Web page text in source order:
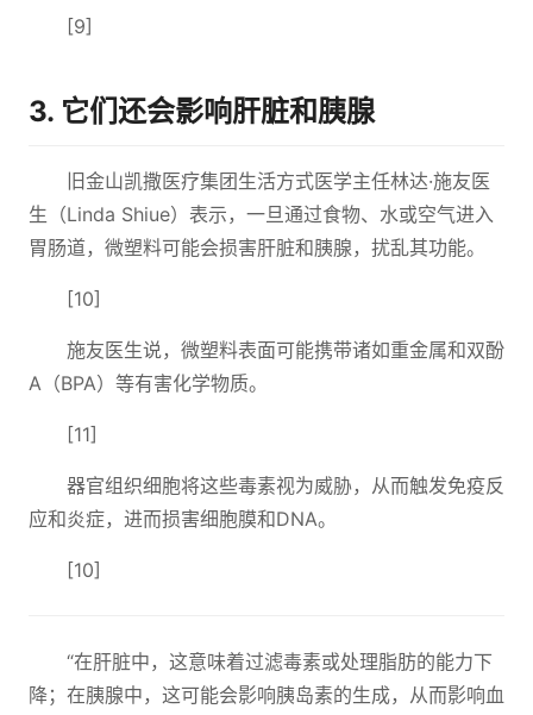
[9]
3. 它们还会影响肝脏和胰腺
旧金山凯撒医疗集团生活方式医学主任林达·施友医
生（Linda Shiue）表示，一旦通过食物、水或空气进入
胃肠道，微塑料可能会损害肝脏和胰腺，扰乱其功能。
[10]
施友医生说，微塑料表面可能携带诸如重金属和双酚
A（BPA）等有害化学物质。
[11]
器官组织细胞将这些毒素视为威胁，从而触发免疫反
应和炎症，进而损害细胞膜和DNA。
[10]
“在肝脏中，这意味着过滤毒素或处理脂肪的能力下
降；在胰腺中，这可能会影响胰岛素的生成，从而影响血